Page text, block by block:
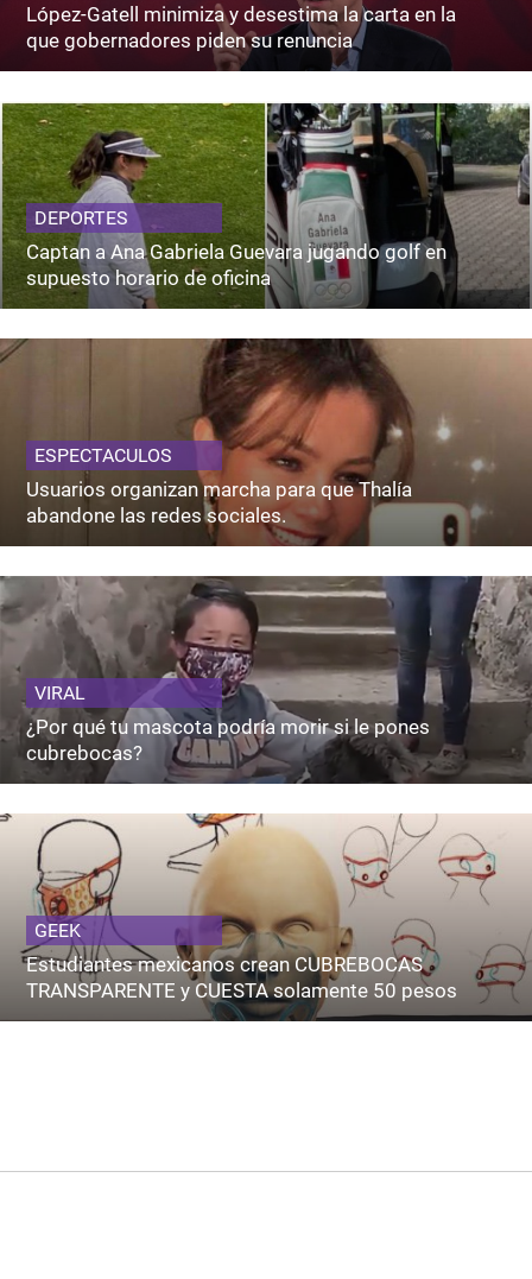
López-Gatell minimiza y desestima la carta en la
que gobernadores piden su renuncia
DEPORTES
Captan a Ana Gabriela Guevara jugando golf en
supuesto horario de oficina
ESPECTACULOS
Usuarios organizan marcha para que Thalía
abandone las redes sociales.
VIRAL
¿Por qué tu mascota podría morir si le pones
cubrebocas?
GEEK
Estudiantes mexicanos crean CUBREBOCAS
TRANSPARENTE y CUESTA solamente 50 pesos